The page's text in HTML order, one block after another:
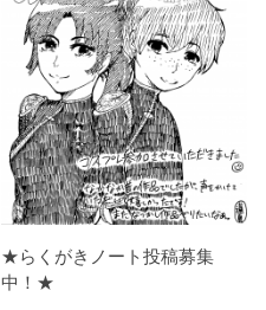
★らくがきノート投稿募集
中！★